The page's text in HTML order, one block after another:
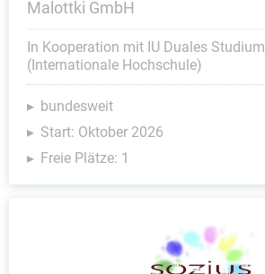
Malottki GmbH
In Kooperation mit IU Duales Studium
(Internationale Hochschule)
bundesweit
Start: Oktober 2026
Freie Plätze: 1